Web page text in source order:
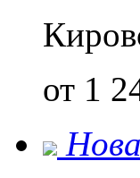
от 1